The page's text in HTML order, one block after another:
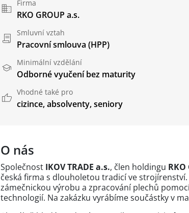
Firma
RKO GROUP a.s.
Smluvní vztah
Pracovní smlouva (HPP)
Minimální vzdělání
Odborné vyučení bez maturity
Vhodné také pro
cizince,absolventy,seniory
O nás
Společnost IKOV TRADE a.s., člen holdingu RKO
česká firma s dlouholetou tradicí ve strojírenství.
zámečnickou výrobu a zpracování plechů
technologií. Na zakázku vyrábíme součástky v